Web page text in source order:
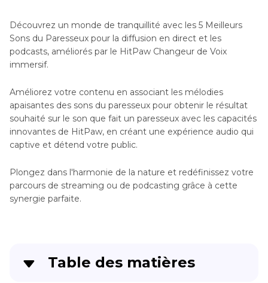
Découvrez un monde de tranquillité avec les 5 Meilleurs
Sons du Paresseux pour la diffusion en direct et les
podcasts, améliorés par le HitPaw Changeur de Voix
immersif.
Améliorez votre contenu en associant les mélodies
apaisantes des sons du paresseux pour obtenir le résultat
souhaité sur le son que fait un paresseux avec les capacités
innovantes de HitPaw, en créant une expérience audio qui
captive et détend votre public.
Plongez dans l'harmonie de la nature et redéfinissez votre
parcours de streaming ou de podcasting grâce à cette
synergie parfaite.
Table des matières